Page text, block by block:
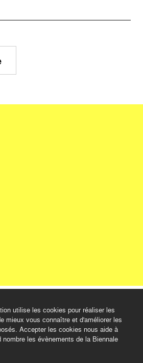
utilise les cookies pour réaliser les
mieux vous connaître et d'améliorer les
Accepter les cookies nous aide à
les évènements de la Biennale